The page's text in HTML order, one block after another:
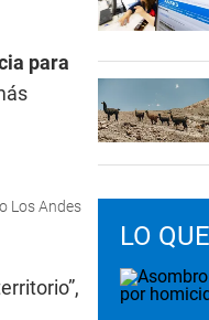
para
Los Andes
LO